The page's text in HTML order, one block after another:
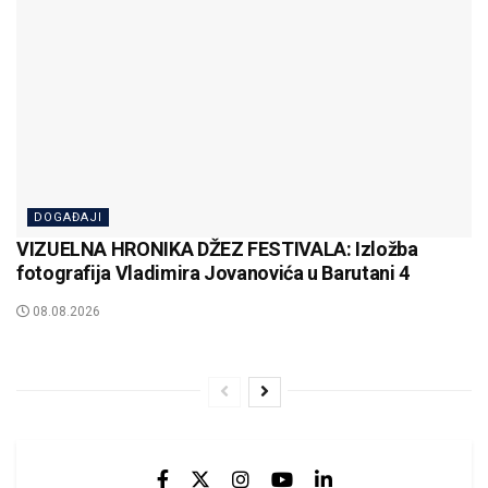
DOGAĐAJI
VIZUELNA HRONIKA DŽEZ FESTIVALA: Izložba
fotografija Vladimira Jovanovića u Barutani 4
08.08.2026